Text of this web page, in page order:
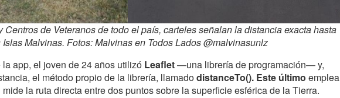
Centros de Veteranos de todo el país, carteles señalan la distancia exacta hasta
Islas Malvinas. Fotos: Malvinas en Todos Lados @malvinasunlz
app, el joven de 24 años utilizó Leaflet—una librería de programación— y,
el método propio de la librería, llamadodistanceTo(). Este último emplea
la ruta directa entre dos puntos sobre la superficie esférica de la Tierra.